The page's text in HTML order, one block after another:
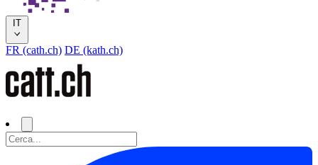
IT
FR (cath.ch) DE (kath.ch)